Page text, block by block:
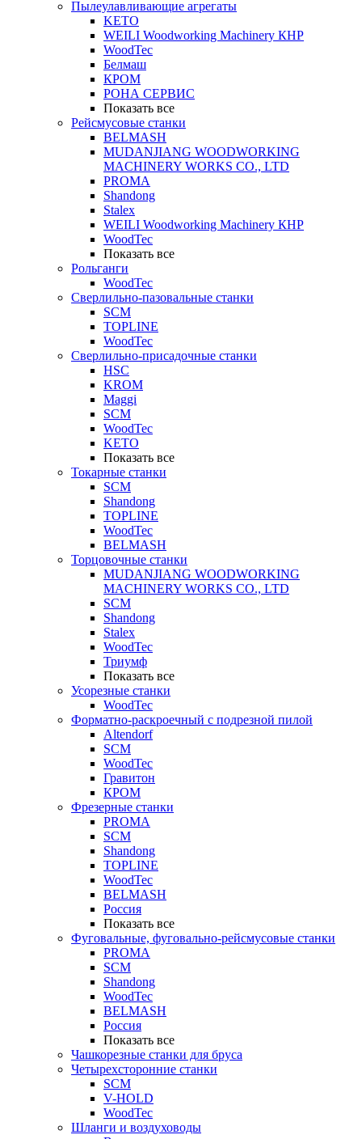
Пылеулавливающие агрегаты
KETO
WEILI Woodworking Machinery КНР
WoodTec
Белмаш
КРОМ
РОНА СЕРВИС
Показать все
Рейсмусовые станки
BELMASH
MUDANJIANG WOODWORKING
MACHINERY WORKS CO., LTD
PROMA
Shandong
Stalex
WEILI Woodworking Machinery КНР
WoodTec
Показать все
Рольганги
WoodTec
Сверлильно-пазовальные станки
SCM
TOPLINE
WoodTec
Сверлильно-присадочные станки
HSC
KROM
Maggi
SCM
WoodTec
KETO
Показать все
Токарные станки
SCM
Shandong
TOPLINE
WoodTec
BELMASH
Торцовочные станки
MUDANJIANG WOODWORKING
MACHINERY WORKS CO., LTD
SCM
Shandong
Stalex
WoodTec
Триумф
Показать все
Усорезные станки
WoodTec
Форматно-раскроечный с подрезной пилой
Altendorf
SCM
WoodTec
Гравитон
КРОМ
Фрезерные станки
PROMA
SCM
Shandong
TOPLINE
WoodTec
BELMASH
Россия
Показать все
Фуговальные, фуговально-рейсмусовые станки
PROMA
SCM
Shandong
WoodTec
BELMASH
Россия
Показать все
Чашкорезные станки для бруса
Четырехсторонние станки
SCM
V-HOLD
WoodTec
Шланги и воздуховоды